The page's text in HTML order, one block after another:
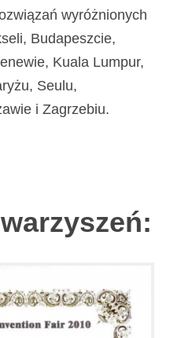
wyróżnionych
Budapeszcie,
Kuala Lumpur,
Seulu,
i Zagrzebiu.